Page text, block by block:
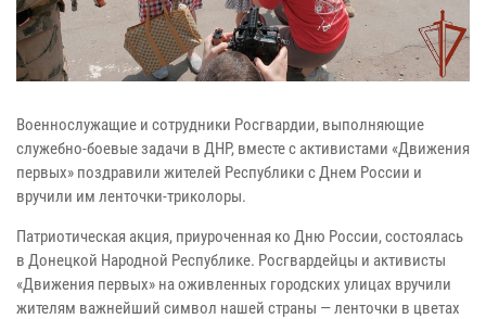
Военнослужащие и сотрудники Росгвардии, выполняющие
служебно-боевые задачи в ДНР, вместе с активистами «Движения
первых» поздравили жителей Республики с Днем России и
вручили им ленточки-триколоры.
Патриотическая акция, приуроченная ко Дню России, состоялась
в Донецкой Народной Республике. Росгвардейцы и активисты
«Движения первых» на оживленных городских улицах вручили
жителям важнейший символ нашей страны — ленточки в цветах